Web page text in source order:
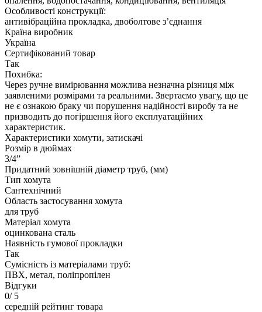
Особливості конструкції:
антивібраційна прокладка, двоболтове з’єднання
Країна виробник
Україна
Сертифікований товар
Так
Похибка:
Через ручне вимірювання можлива незначна різниця між
заявленими розмірами та реальними. Звертаємо увагу, що це
не є ознакою браку чи порушення надійності виробу та не
призводить до погіршення його експлуатаційних
характеристик.
Характеристики хомути, затискачі
Розмір в дюймах
3/4”
Придатний зовнішній діаметр труб, (мм)
Тип хомута
Сантехнічний
Область застосування хомута
для труб
Матеріал хомута
оцинкована сталь
Наявність гумової прокладки
Так
Сумісність із матеріалами труб:
ПВХ, метал, поліпропілен
Відгуки
0/ 5
середній рейтинг товара